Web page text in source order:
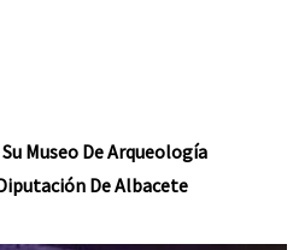
Museo De Arqueología
De Albacete